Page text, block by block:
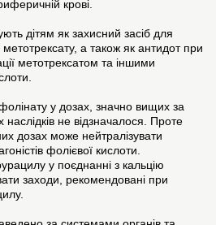
крові.
дітям як захисний засіб для
метотрексату, а також як антидот при
метотрексатом та іншими
у дозах, значно вищих за
не відзначалося. Проте
дозах може нейтралізувати
фолієвої кислоти.
у поєднанні з кальцію
заходи, рекомендовані при